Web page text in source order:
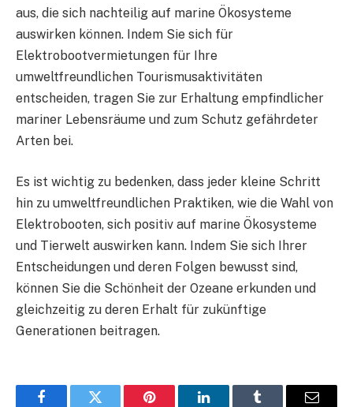
aus, die sich nachteilig auf marine Ökosysteme
auswirken können. Indem Sie sich für
Elektrobootvermietungen für Ihre
umweltfreundlichen Tourismusaktivitäten
entscheiden, tragen Sie zur Erhaltung empfindlicher
mariner Lebensräume und zum Schutz gefährdeter
Arten bei.
Es ist wichtig zu bedenken, dass jeder kleine Schritt
hin zu umweltfreundlichen Praktiken, wie die Wahl von
Elektrobooten, sich positiv auf marine Ökosysteme
und Tierwelt auswirken kann. Indem Sie sich Ihrer
Entscheidungen und deren Folgen bewusst sind,
können Sie die Schönheit der Ozeane erkunden und
gleichzeitig zu deren Erhalt für zukünftige
Generationen beitragen.